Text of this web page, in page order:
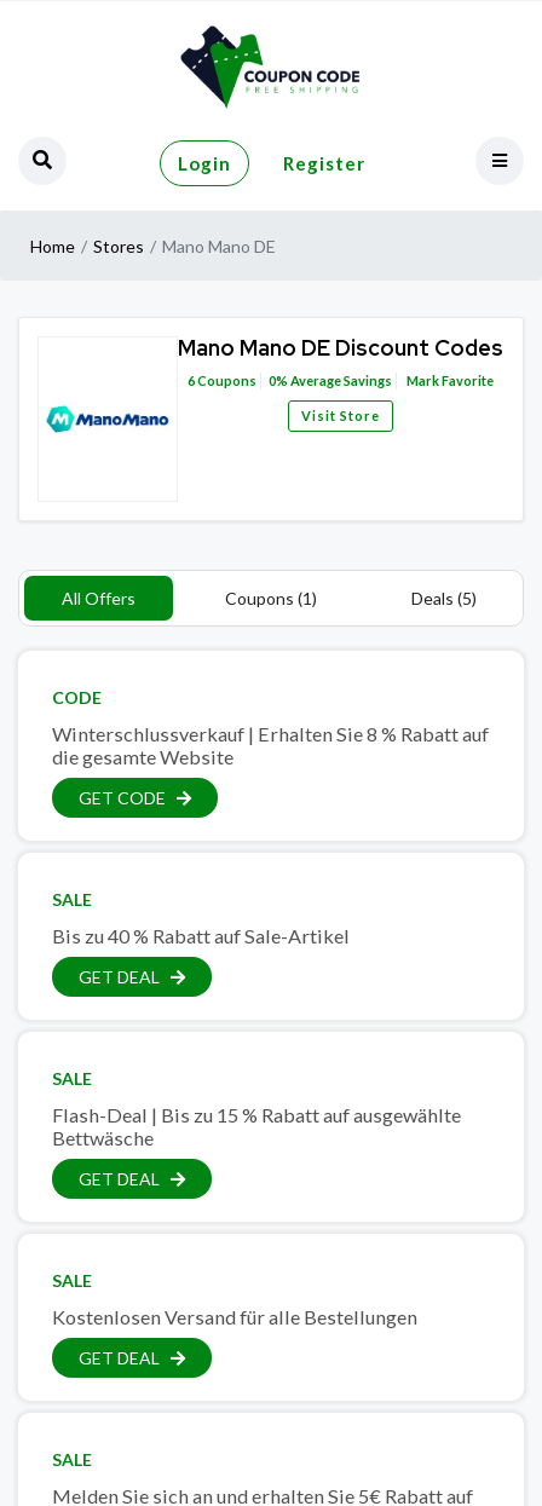
Login Register
Home Stores Mano Mano DE
Mano Mano DE Discount Codes
6Coupons 0% Average Savings Mark Favorite
Visit Store
All Offers Coupons (1) Deals (5)
CODE
Winterschlussverkauf | Erhalten Sie 8 % Rabatt auf
die gesamte Website
GET CODE
SALE
Bis zu 40 % Rabatt auf Sale-Artikel
GET DEAL
SALE
Flash-Deal | Bis zu 15 % Rabatt auf ausgewählte
Bettwäsche
GET DEAL
SALE
Kostenlosen Versand für alle Bestellungen
GET DEAL
SALE
Melden Sie sich an und erhalten Sie 5€ Rabatt auf